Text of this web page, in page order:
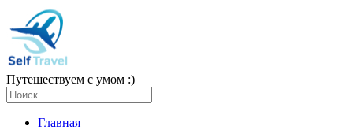
Путешествуем с умом :)
Главная